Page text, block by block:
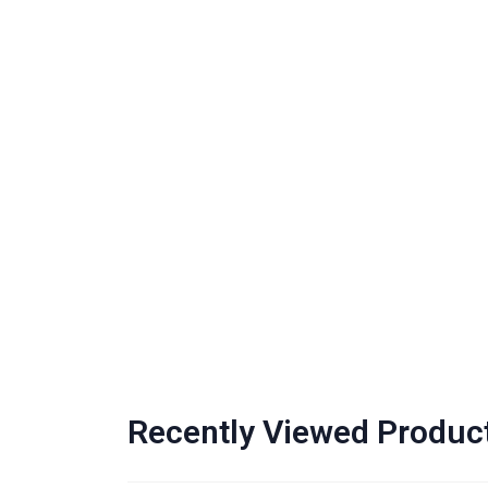
Recently Viewed